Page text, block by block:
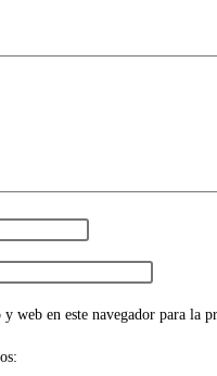
web en este navegador para la